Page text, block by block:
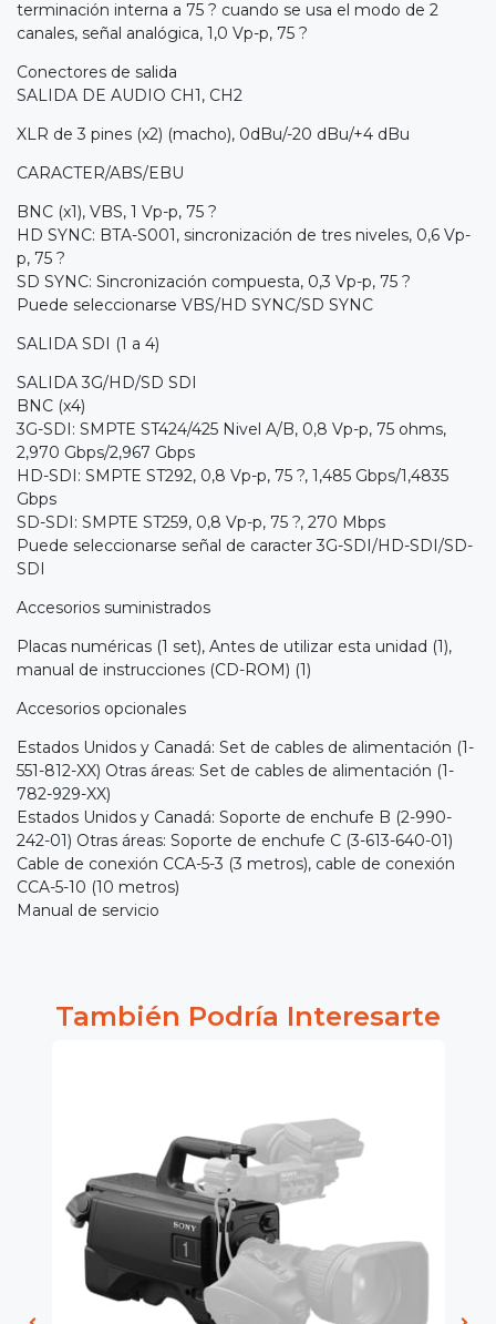
terminación interna a 75 ? cuando se usa el modo de 2
canales, señal analógica, 1,0 Vp-p, 75 ?
Conectores de salida
SALIDA DE AUDIO CH1, CH2
XLR de 3 pines (x2) (macho), 0dBu/-20 dBu/+4 dBu
CARACTER/ABS/EBU
BNC (x1), VBS, 1 Vp-p, 75 ?
HD SYNC: BTA-S001, sincronización de tres niveles, 0,6 Vp-
p, 75 ?
SD SYNC: Sincronización compuesta, 0,3 Vp-p, 75 ?
Puede seleccionarse VBS/HD SYNC/SD SYNC
SALIDA SDI (1 a 4)
SALIDA 3G/HD/SD SDI
BNC (x4)
3G-SDI: SMPTE ST424/425 Nivel A/B, 0,8 Vp-p, 75 ohms,
2,970 Gbps/2,967 Gbps
HD-SDI: SMPTE ST292, 0,8 Vp-p, 75 ?, 1,485 Gbps/1,4835
Gbps
SD-SDI: SMPTE ST259, 0,8 Vp-p, 75 ?, 270 Mbps
Puede seleccionarse señal de caracter 3G-SDI/HD-SDI/SD-
SDI
Accesorios suministrados
Placas numéricas (1 set), Antes de utilizar esta unidad (1),
manual de instrucciones (CD-ROM) (1)
Accesorios opcionales
Estados Unidos y Canadá: Set de cables de alimentación (1-
551-812-XX) Otras áreas: Set de cables de alimentación (1-
782-929-XX)
Estados Unidos y Canadá: Soporte de enchufe B (2-990-
242-01) Otras áreas: Soporte de enchufe C (3-613-640-01)
Cable de conexión CCA-5-3 (3 metros), cable de conexión
CCA-5-10 (10 metros)
Manual de servicio
También Podría Interesarte